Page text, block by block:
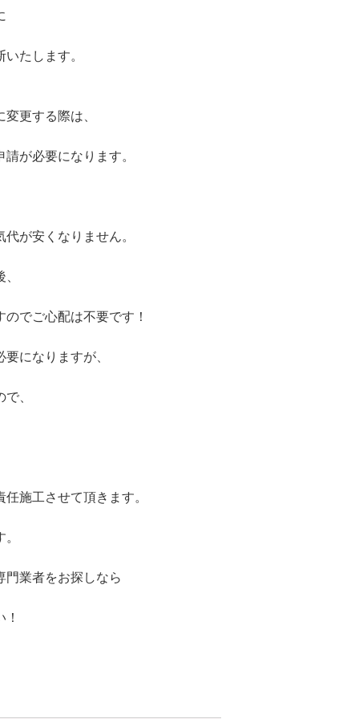
たします。
更する際は、
が必要になります。
が安くなりません。
でご心配は不要です！
になりますが、
、
施工させて頂きます。
門業者をお探しなら